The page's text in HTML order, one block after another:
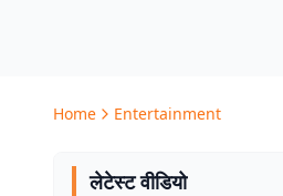
Home Entertainment
लेटेस्ट वीडियो